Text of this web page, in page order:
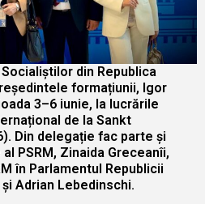
din Republica
formațiunii, Igor
3–6 iunie, la lucrările
de la Sankt
Din delegație fac parte și
PSRM, Zinaida Greceanîi,
în Parlamentul Republicii
Adrian Lebedinschi.